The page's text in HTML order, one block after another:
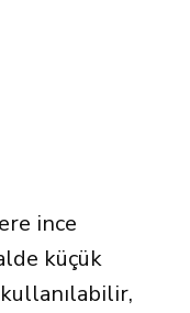
ince
küçük